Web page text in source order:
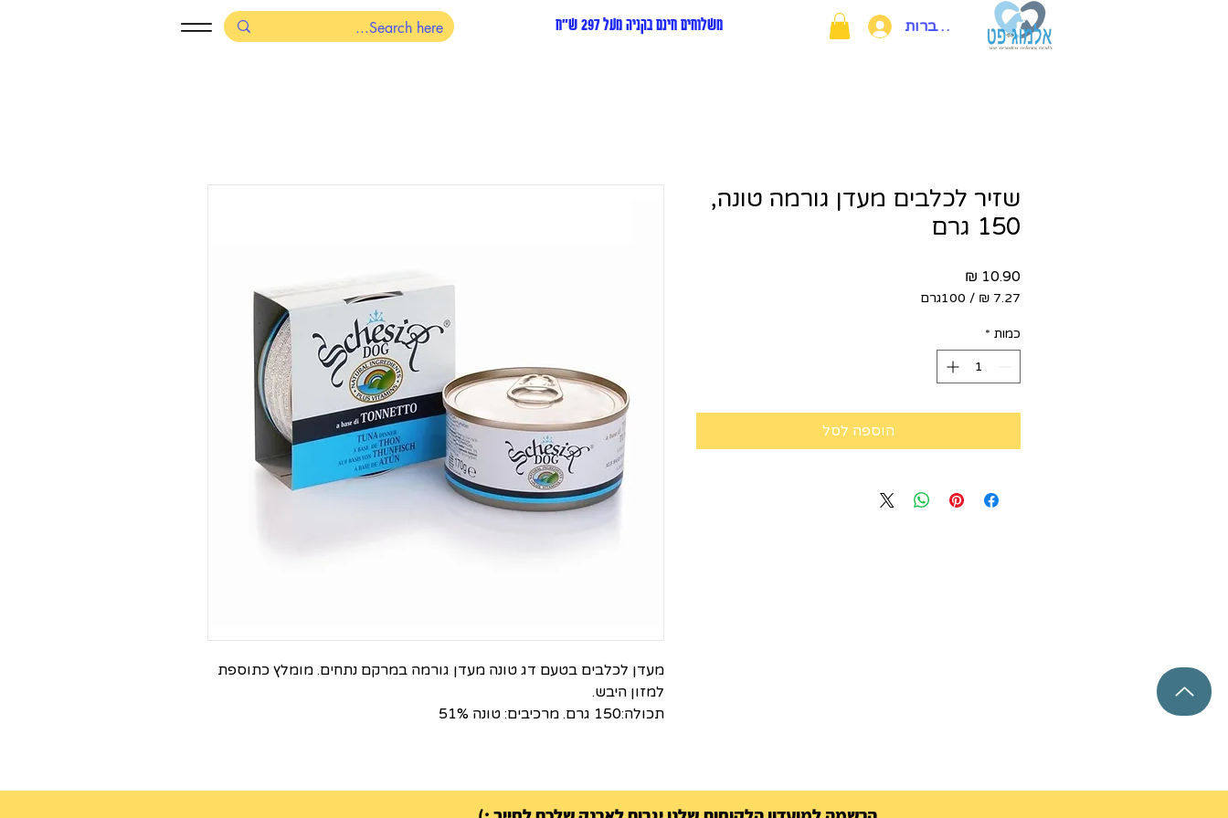
משלוחים חינם בקניה מעל 297 ש"ח להתחברות
מעדן לכלבים בטעם דג טונה מעדן גורמה במרקם נתחים. מומלץ כתוספת
למזון היבש.
תכולה:150 גרם. מרכיבים: טונה 51%
שזיר לכלבים מעדן גורמה טונה,
150 גרם
/ 100גרם
לכל
100
כמות *
הוספה לסל